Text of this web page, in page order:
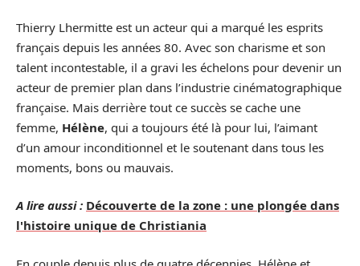
Thierry Lhermitte est un acteur qui a marqué les esprits
français depuis les années 80. Avec son charisme et son
talent incontestable, il a gravi les échelons pour devenir un
acteur de premier plan dans l’industrie cinématographique
française. Mais derrière tout ce succès se cache une
femme, Hélène, qui a toujours été là pour lui, l’aimant
d’un amour inconditionnel et le soutenant dans tous les
moments, bons ou mauvais.
A lire aussi : Découverte de la zone : une plongée dans
l'histoire unique de Christiania